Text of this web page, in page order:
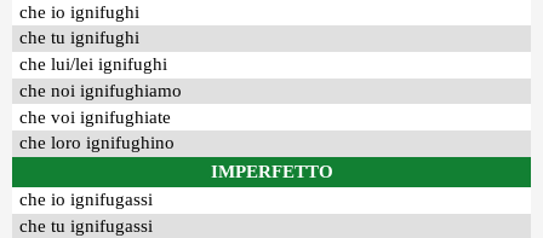
che io ignifughi
che tu ignifughi
che lui/lei ignifughi
che noi ignifughiamo
che voi ignifughiate
che loro ignifughino
IMPERFETTO
che io ignifugassi
che tu ignifugassi